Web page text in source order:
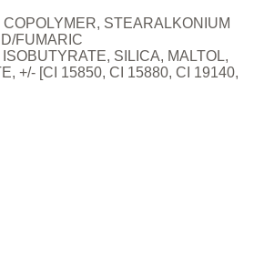
STEARALKONIUM
FUMARIC
SILICA, MALTOL,
+/- [CI 15850, CI 15880, CI 19140,